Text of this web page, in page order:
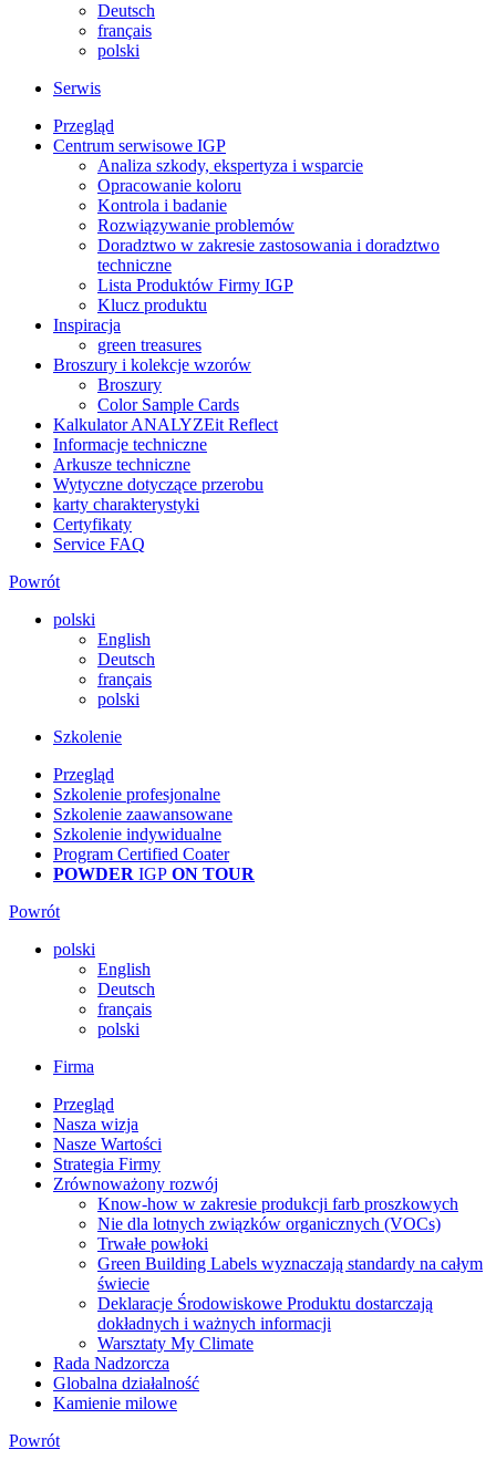
Deutsch
français
polski
Serwis
Przegląd
Centrum serwisowe IGP
Analiza szkody, ekspertyza i wsparcie
Opracowanie koloru
Kontrola i badanie
Rozwiązywanie problemów
Doradztwo w zakresie zastosowania i doradztwo
techniczne
Lista Produktów Firmy IGP
Klucz produktu
Inspiracja
green treasures
Broszury i kolekcje wzorów
Broszury
Color Sample Cards
Kalkulator ANALYZEit Reflect
Informacje techniczne
Arkusze techniczne
Wytyczne dotyczące przerobu
karty charakterystyki
Certyfikaty
Service FAQ
Powrót
polski
English
Deutsch
français
polski
Szkolenie
Przegląd
Szkolenie profesjonalne
Szkolenie zaawansowane
Szkolenie indywidualne
Program Certified Coater
POWDER IGP ON TOUR
Powrót
polski
English
Deutsch
français
polski
Firma
Przegląd
Nasza wizja
Nasze Wartości
Strategia Firmy
Zrównoważony rozwój
Know-how w zakresie produkcji farb proszkowych
Nie dla lotnych związków organicznych (VOCs)
Trwałe powłoki
Green Building Labels wyznaczają standardy na całym
świecie
Deklaracje Środowiskowe Produktu dostarczają
dokładnych i ważnych informacji
Warsztaty My Climate
Rada Nadzorcza
Globalna działalność
Kamienie milowe
Powrót